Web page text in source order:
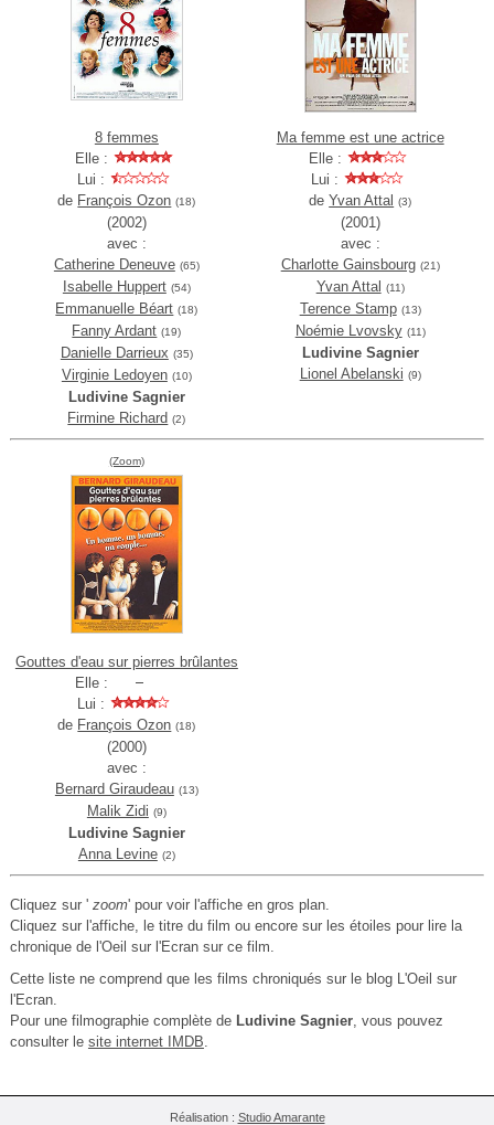
8 femmes
Elle :
Lui :
de François Ozon (18)
(2002)
avec :
Catherine Deneuve (65)
Isabelle Huppert (54)
Emmanuelle Béart (18)
Fanny Ardant (19)
Danielle Darrieux (35)
Virginie Ledoyen (10)
Ludivine Sagnier
Firmine Richard (2)
Ma femme est une actrice
Elle :
Lui :
deYvan Attal (3)
(2001)
avec :
Charlotte Gainsbourg (21)
Yvan Attal (11)
Terence Stamp (13)
Noémie Lvovsky (11)
Ludivine Sagnier
Lionel Abelanski (9)
(Zoom)
Gouttes d'eau sur pierres brûlantes
Elle :
Lui :
de François Ozon (18)
(2000)
avec :
Bernard Giraudeau (13)
Malik Zidi (9)
Ludivine Sagnier
Anna Levine (2)
Cliquez sur ' zoom' pour voir l'affiche en gros plan.
Cliquez sur l'affiche, le titre du film ou encore sur les étoiles pour lire la
chronique de l'Oeil sur l'Ecran sur ce film.
Cette liste ne comprend que les films chroniqués sur le blog L'Oeil sur
l'Ecran.
Pour une filmographie complète de Ludivine Sagnier, vous pouvez
consulter le site internet IMDB.
Réalisation : Studio Amarante